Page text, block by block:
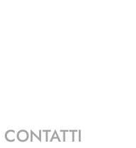
CONTATTI